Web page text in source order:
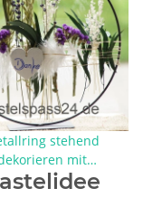
stehend
mit
H 30 cm,